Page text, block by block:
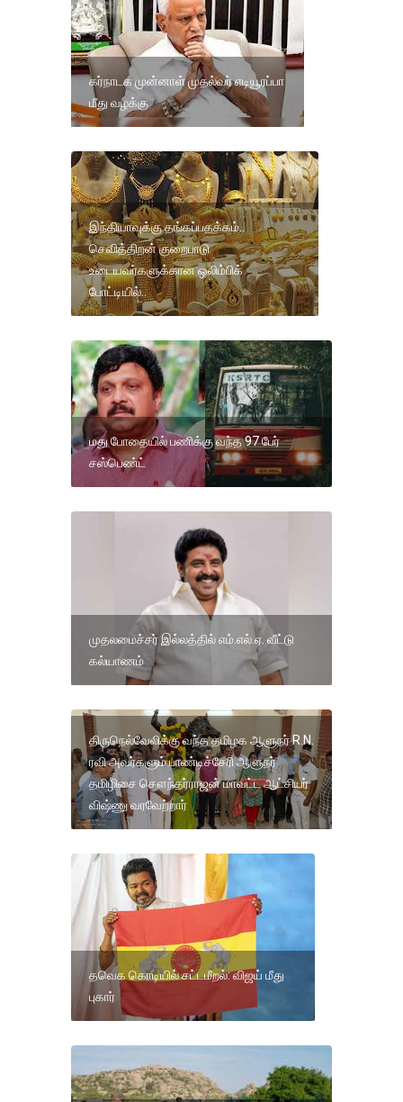
கர்நாடக முன்னாள் முதல்வர் எடியூரப்பா
மீது வழக்கு
இந்தியாவுக்கு தங்கப்பதக்கம்..
செவித்திறன் குறைபாடு
உடையவர்களுக்கான ஒலிம்பிக்
போட்டியில்..
மது போதையில் பணிக்கு வந்த 97 பேர்
சஸ்பெண்ட்
முதலமைச்சர் இல்லத்தில் எம்.எல்.ஏ. வீட்டு
கல்யாணம்
திருநெல்வேலிக்கு வந்த தமிழக ஆளுநர் R.N.
ரவி அவர்களும் பாண்டிச்சேரி ஆளுநர்
தமிழிசை சௌந்தர்ராஜன் மாவட்ட ஆட்சியர்
விஷ்ணு வரவேற்றார்
தவெக கொடியில் சட்டமீறல்: விஜய் மீது
புகார்